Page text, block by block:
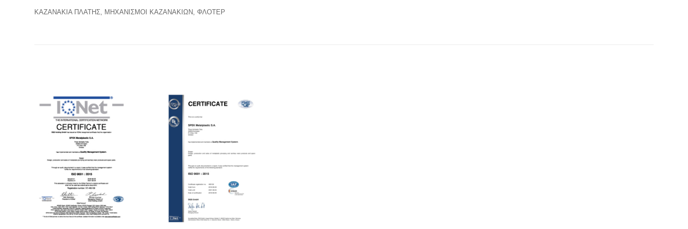
ΚΑΖΑΝΑΚΙΑ ΠΛΑΤΗΣ, ΜΗΧΑΝΙΣΜΟΙ ΚΑΖΑΝΑΚΙΩΝ, ΦΛΟΤΕΡ